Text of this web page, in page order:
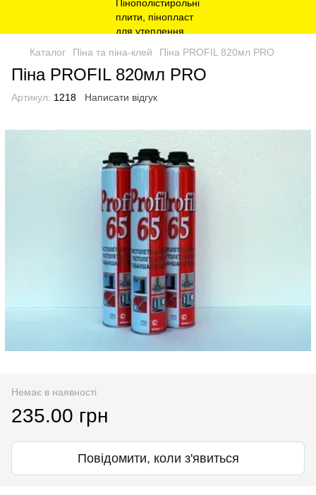
Каталог Піна та піна-клей Піна PROFIL 820мл PRO
Піна PROFIL 820мл PRO
Артикул: 1218 Написати відгук
Немає в наявності
235.00 грн
Повідомити, коли з'явиться